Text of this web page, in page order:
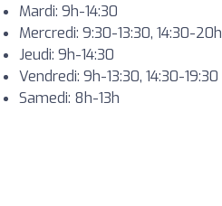
Mardi: 9h-14:30
Mercredi: 9:30-13:30, 14:30-20h
Jeudi: 9h-14:30
Vendredi: 9h-13:30, 14:30-19:30
Samedi: 8h-13h